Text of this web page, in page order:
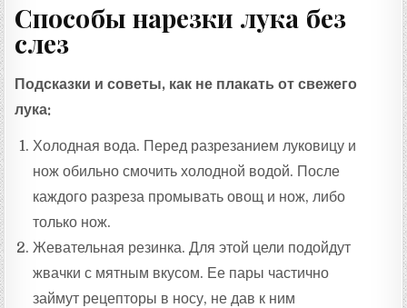
Способы нарезки лука без
слез
Подсказки и советы, как не плакать от свежего
лука:
Холодная вода. Перед разрезанием луковицу и
нож обильно смочить холодной водой. После
каждого разреза промывать овощ и нож, либо
только нож.
Жевательная резинка. Для этой цели подойдут
жвачки с мятным вкусом. Ее пары частично
займут рецепторы в носу, не дав к ним